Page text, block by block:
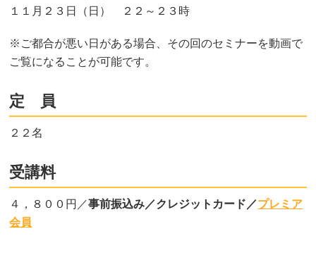
１１月２３日（日） ２２～２３時
※ご都合が悪い日がある場合、その回のセミナーを動画で
ご覧になることが可能です。
定 員
２２名
受講料
４，８００円／事前振込み／クレジットカード／プレミア
会員